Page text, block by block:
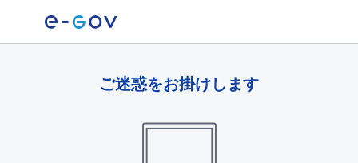
ご迷惑をお掛けします